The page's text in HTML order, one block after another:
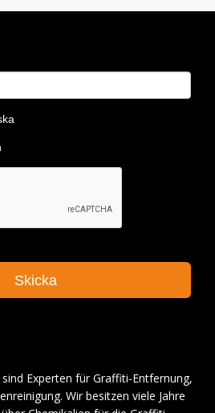
sind Experten für Graffiti-Entfernung,
Wir besitzen viele Jahre